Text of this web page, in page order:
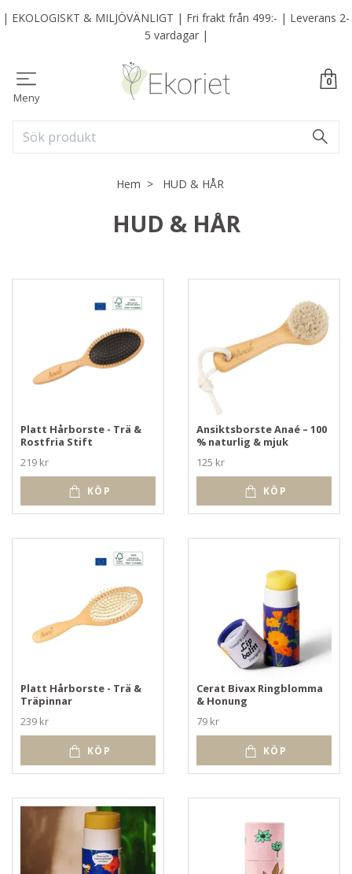
| EKOLOGISKT & MILJÖVÄNLIGT | Fri frakt från 499:- | Leverans 2-
5 vardagar |
Meny
0
Hem HUD & HÅR
HUD & HÅR
Platt Hårborste - Trä &
Rostfria Stift
219 kr
KÖP
Ansiktsborste Anaé – 100
% naturlig & mjuk
125 kr
KÖP
Platt Hårborste - Trä &
Träpinnar
239 kr
KÖP
Cerat Bivax Ringblomma
& Honung
79 kr
KÖP